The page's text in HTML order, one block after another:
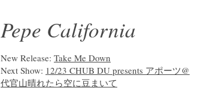
Pepe California
New Release: Take Me Down
Next Show: 12/23 CHUB DU presents アポーツ@
代官山晴れたら空に豆まいて